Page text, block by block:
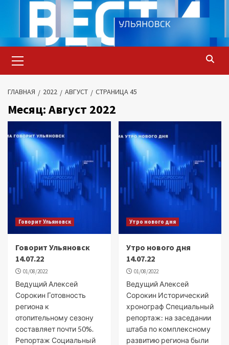
содержимому
меню
ГЛАВНАЯ 2022 АВГУСТ СТРАНИЦА 45
Месяц:Август 2022
Говорит Ульяновск
Говорит Ульяновск
14.07.22
01/08/2022
Ведущий Алексей
Сорокин Готовность
региона к
отопительному сезону
составляет почти 50%.
Репортаж Социальный
Утро нового дня
Утро нового дня
14.07.22
01/08/2022
Ведущий Алексей
Сорокин Исторический
хронограф Специальный
репортаж: на заседании
штаба по комплексному
развитию региона были